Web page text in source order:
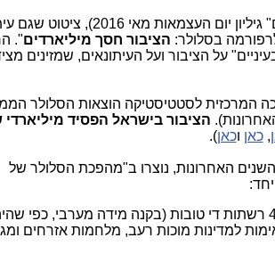
שלנו. אביא ציטוט טרי מפיו (ב"בטאון הלוחם" גיליון יום העצמאות
בסלולר: הציבור חסך מיליארדים".
על הציבור ועל העיתונאים, שמזינים
המרכזית לסטטיסטיקה הוצאות הסלולר
הציבור בישראל הפסיד
,כאן וכאן).
למדינות מוכות רעב, מלחמות אזרחים